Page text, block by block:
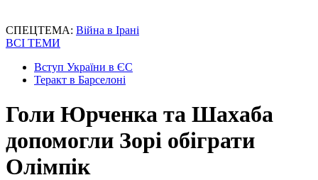
СПЕЦТЕМА: Війна в Ірані
ВСІ ТЕМИ
Вступ України в ЄС
Теракт в Барселоні
Голи Юрченка та Шахаба
допомогли Зорі обіграти
Олімпік